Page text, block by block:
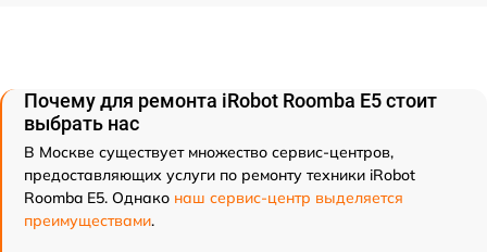
Почему для ремонта iRobot Roomba E5 стоит
выбрать нас
В Москве существует множество сервис-центров,
предоставляющих услуги по ремонту техники iRobot
Roomba E5. Однако наш сервис-центр выделяется
преимуществами.